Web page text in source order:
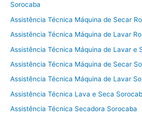
Sorocaba
Assistência Técnica Máquina de Secar
Assistência Técnica Máquina de Lavar
Assistência Técnica Máquina de Lavar e
Assistência Técnica Máquina de Secar
Assistência Técnica Máquina de Lavar
Assistência Técnica Lava e Seca
Assistência Técnica Secadora Sorocaba